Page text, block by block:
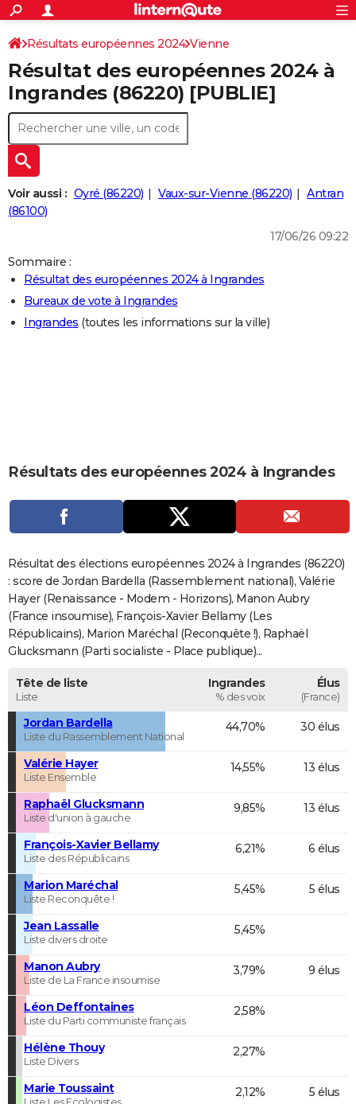
ACTUALITÉS
Politique
Société
Faits Divers
Education
Monde
Villes
+
SPORT
Coupe du monde 2026
Football
Tennis
Cyclisme
Rugby
Forum
Programme TV
TNT
Streaming
Cinéma
Sorties cinéma
Musique
+
FINANCE
Retraite
Impôts
Epargne
Immobilier
Risques naturels par ville
Banque
Assurance
Crédit
AUTO
Essais
Réserver un essai
Citadines
Berlines
SUV
Forum auto
+
HIGH-TECH
Mobiles
Meilleur smartphone
Internet
Ordinateurs
Jeux vidéo
Guide high-tech
+
BRICOLAGE
Guides de France
Escapades
Patrimoine
Expositions
Musées
Week-end nature
LIFESTYLE
Art de vivre
Bien-être
Loisirs
Mode
Modes de vie
CARTE DE VOEUX
Carte de Noël
Carte Bonne année
Carte Saint-Valentin
Carte Pâques
Carte d'anniversaire
DICTIONNAIRE
Dictionnaire
Biographies
Citations
Expressions
Proverbes
PROGRAMME TV
COPAINS D'AVANT
S'inscrire
Se connecter
Lycées
Collèges
Primaires
Universités
Entreprises
Service militaire
Avis de recherche
AVIS DE DÉCÈS
FORUM
S'inscrire
Connexion
Résultats européennes 2024 Vienne
Résultat des européennes 2024 à
Ingrandes (86220) [PUBLIE]
Voir aussi : Oyré (86220) Vaux-sur-Vienne (86220)
Antran
(86100)
17/06/26 09:22
Sommaire :
Résultat des européennes 2024 à Ingrandes
Bureaux de vote à Ingrandes
Ingrandes (toutes les informations sur la ville)
Résultats des européennes 2024 à Ingrandes
Résultat des élections européennes 2024 à Ingrandes (86220)
: score de Jordan Bardella (Rassemblement national), Valérie
Hayer (Renaissance - Modem - Horizons), Manon Aubry
(France insoumise), François-Xavier Bellamy (Les
Républicains), Marion Maréchal (Reconquête !), Raphaël
Glucksmann (Parti socialiste - Place publique)...
Tête de liste
Liste
Ingrandes
% des voix
Élus
(France)
Jordan Bardella
Liste du Rassemblement National
44,70% 30 élus
Valérie Hayer
Liste Ensemble
14,55% 13 élus
Raphaël Glucksmann
Liste d'union à gauche
9,85% 13 élus
François-Xavier Bellamy
Liste des Républicains
6,21% 6 élus
Marion Maréchal
Liste Reconquête !
5,45% 5 élus
Jean Lassalle
Liste divers droite
5,45%
Manon Aubry
Liste de La France insoumise
3,79% 9 élus
Léon Deffontaines
Liste du Parti communiste français
2,58%
Hélène Thouy
Liste Divers
2,27%
Marie Toussaint
Liste Les Ecologistes
2,12% 5 élus